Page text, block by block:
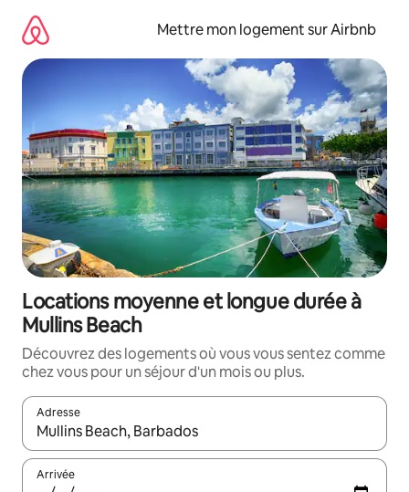
directement
contenu
Mettre mon logement sur Airbnb
Locations moyenne et longue durée à
Mullins Beach
Découvrez des logements où vous vous sentez comme
chez vous pour un séjour d'un mois ou plus.
Adresse
Lorsque les résultats s'affichent, utilisez les flèches vers le
Arrivée